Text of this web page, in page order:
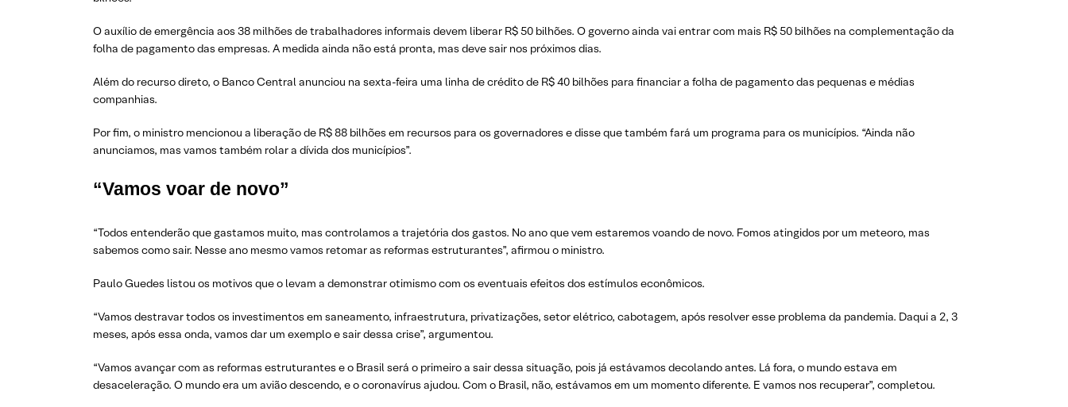
O auxílio de emergência aos 38 milhões de trabalhadores informais devem liberar R$ 50 bilhões. O governo ainda vai entrar com mais R$ 50 bilhões na complementação da
folha de pagamento das empresas. A medida ainda não está pronta, mas deve sair nos próximos dias.
Além do recurso direto, o Banco Central anunciou na sexta-feira uma linha de crédito de R$ 40 bilhões para financiar a folha de pagamento das pequenas e médias
companhias.
Por fim, o ministro mencionou a liberação de R$ 88 bilhões em recursos para os governadores e disse que também fará um programa para os municípios. “Ainda não
anunciamos, mas vamos também rolar a dívida dos municípios”.
“Vamos voar de novo”
“Todos entenderão que gastamos muito, mas controlamos a trajetória dos gastos. No ano que vem estaremos voando de novo. Fomos atingidos por um meteoro, mas
sabemos como sair. Nesse ano mesmo vamos retomar as reformas estruturantes”, afirmou o ministro.
Paulo Guedes listou os motivos que o levam a demonstrar otimismo com os eventuais efeitos dos estímulos econômicos.
“Vamos destravar todos os investimentos em saneamento, infraestrutura, privatizações, setor elétrico, cabotagem, após resolver esse problema da pandemia. Daqui a 2, 3
meses, após essa onda, vamos dar um exemplo e sair dessa crise”, argumentou.
“Vamos avançar com as reformas estruturantes e o Brasil será o primeiro a sair dessa situação, pois já estávamos decolando antes. Lá fora, o mundo estava em
desaceleração. O mundo era um avião descendo, e o coronavírus ajudou. Com o Brasil, não, estávamos em um momento diferente. E vamos nos recuperar”, completou.